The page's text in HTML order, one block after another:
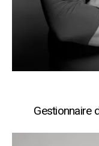
Gestionnaire